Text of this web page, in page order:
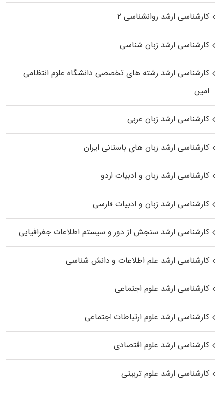
کارشناسی ارشد روانشناسی ۲
کارشناسی ارشد زبان شناسی
کارشناسی ارشد رﺷﺘﻪ ﻫﺎی تخصصی داﻧﺸﮕﺎه ﻋﻠﻮم انتظامی
اﻣﻴﻦ
کارشناسی ارشد زبان عربی
کارشناسی ارشد زبان‌ های باستانی ایران
کارشناسی ارشد زبان و ادبیات اردو
کارشناسی ارشد زبان و ادبیات فارسی
کارشناسی ارشد سنجش از دور و سیستم اطلاعات جغرافیایی
کارشناسی ارشد علم اطلاعات و دانش شناسی
کارشناسی ارشد علوم اجتماعی
کارشناسی ارشد علوم ارتباطات اجتماعی
کارشناسی ارشد علوم اقتصادی
کارشناسی ارشد علوم تربیتی